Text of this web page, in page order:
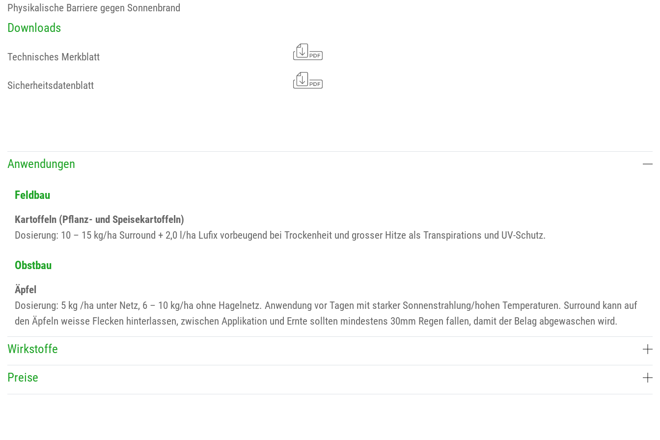
Physikalische Barriere gegen Sonnenbrand
Downloads
Technisches Merkblatt
Sicherheitsdatenblatt
Anwendungen
Feldbau
Kartoffeln (Pflanz- und Speisekartoffeln)
Dosierung: 10 – 15 kg/ha Surround + 2,0 l/ha Lufix vorbeugend bei Trockenheit und grosser Hitze als Transpirations und UV-Schutz.
Obstbau
Äpfel
Dosierung: 5 kg /ha unter Netz, 6 – 10 kg/ha ohne Hagelnetz. Anwendung vor Tagen mit starker Sonnenstrahlung/hohen Temperaturen. Surround kann auf
den Äpfeln weisse Flecken hinterlassen, zwischen Applikation und Ernte sollten mindestens 30mm Regen fallen, damit der Belag abgewaschen wird.
Wirkstoffe
Preise